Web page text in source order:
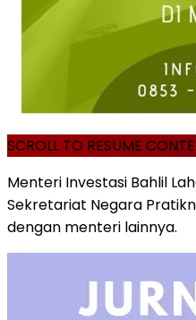
SCROLL TO RESUME
Menteri Investasi Bahlil
Sekretariat Negara
dengan menteri lainnya.